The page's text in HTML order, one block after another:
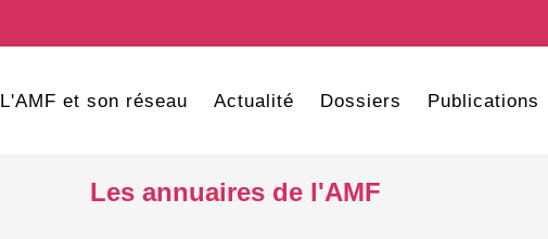
L'AMF et son réseau Actualité Dossiers Publications
Les annuaires de l'AMF